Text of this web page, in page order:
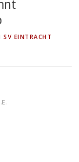
SV EINTRACHT